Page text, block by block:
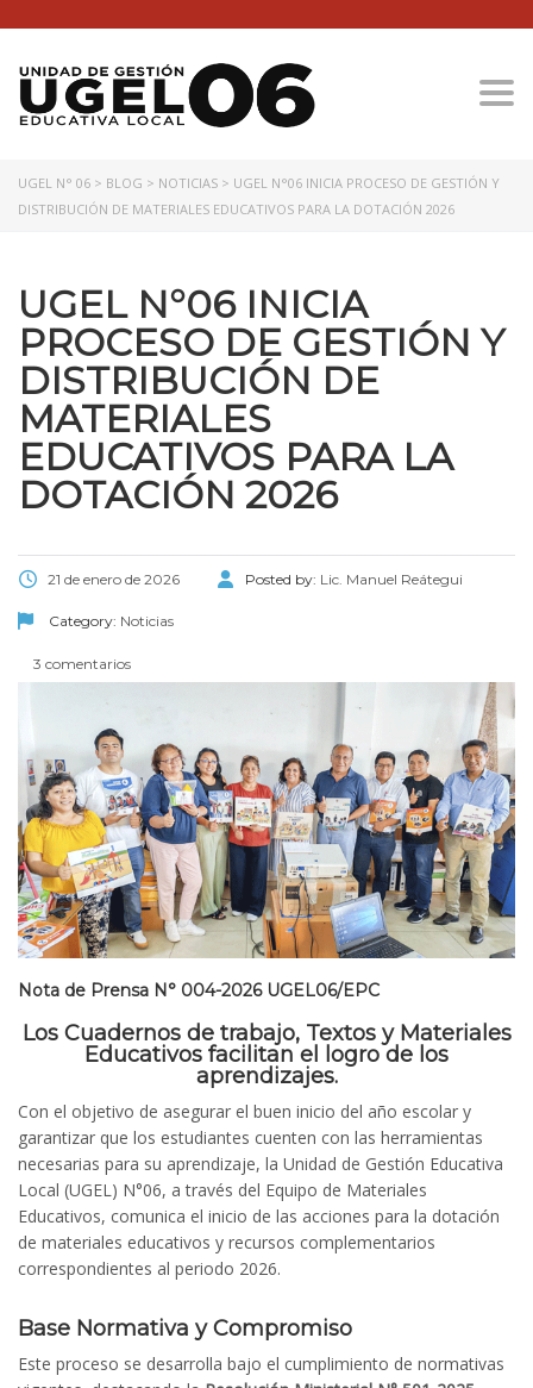
UGEL N° 06 > BLOG > NOTICIAS > UGEL N°06 INICIA PROCESO DE GESTIÓN Y
DISTRIBUCIÓN DE MATERIALES EDUCATIVOS PARA LA DOTACIÓN 2026
UGEL N°06 INICIA
PROCESO DE GESTIÓN Y
DISTRIBUCIÓN DE
MATERIALES
EDUCATIVOS PARA LA
DOTACIÓN 2026
21 de enero de 2026 Posted by: Lic. Manuel Reátegui
Category: Noticias
3 comentarios
Nota de Prensa N° 004-2026 UGEL06/EPC
Los Cuadernos de trabajo, Textos y Materiales
Educativos facilitan el logro de los
aprendizajes.
Con el objetivo de asegurar el buen inicio del año escolar y
garantizar que los estudiantes cuenten con las herramientas
necesarias para su aprendizaje, la Unidad de Gestión Educativa
Local (UGEL) N°06, a través del Equipo de Materiales
Educativos, comunica el inicio de las acciones para la dotación
de materiales educativos y recursos complementarios
correspondientes al periodo 2026.
Base Normativa y Compromiso
Este proceso se desarrolla bajo el cumplimiento de normativas